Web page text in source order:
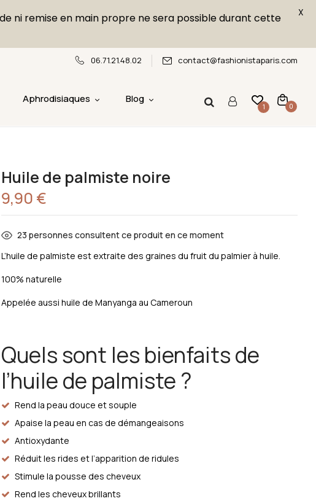
06.71.21.48.02 contact@fashionistaparis.com
Aphrodisiaques Blog
1 0
Huile de palmiste noire
9,90 €
23 personnes consultent ce produit en ce moment
L’huile de palmiste est extraite des graines du fruit du palmier à huile.
100% naturelle
Appelée aussi huile de Manyanga au Cameroun
Quels sont les bienfaits de
l’huile de palmiste ?
Rend la peau douce et souple
Apaise la peau en cas de démangeaisons
Antioxydante
Réduit les rides et l’apparition de ridules
Stimule la pousse des cheveux
Rend les cheveux brillants
ni remise en main propre ne sera possible durant cette
X